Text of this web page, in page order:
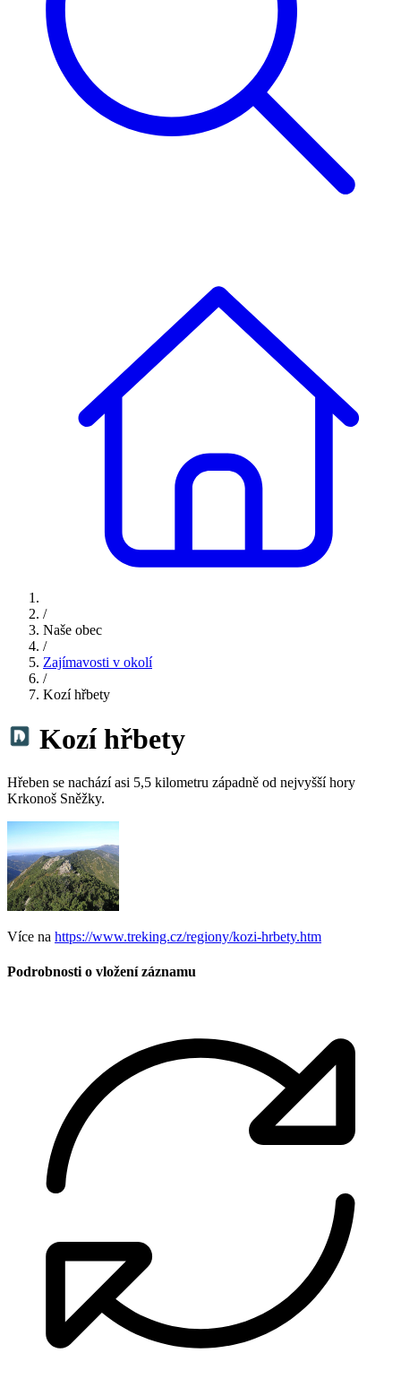
/
Naše obec
/
Zajímavosti v okolí
/
Kozí hřbety
Kozí hřbety
Hřeben se nachází asi 5,5 kilometru západně od nejvyšší hory
Krkonoš Sněžky.
Více na https://www.treking.cz/regiony/kozi-hrbety.htm
Podrobnosti o vložení záznamu